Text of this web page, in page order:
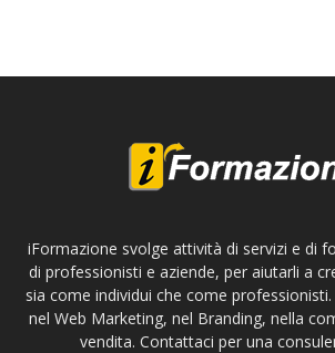
iFormazione svolge attività di servizi e di
di professionisti e aziende, per aiutarli a
sia come individui che come
nel Web Marketing, nel Branding, nella
vendita. Contattaci per una